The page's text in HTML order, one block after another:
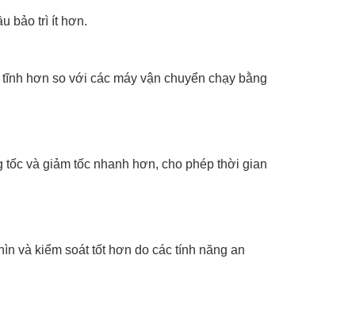
bảo trì ít hơn.
hơn so với các máy vận chuyển chạy bằng
và giảm tốc nhanh hơn, cho phép thời gian
và kiểm soát tốt hơn do các tính năng an